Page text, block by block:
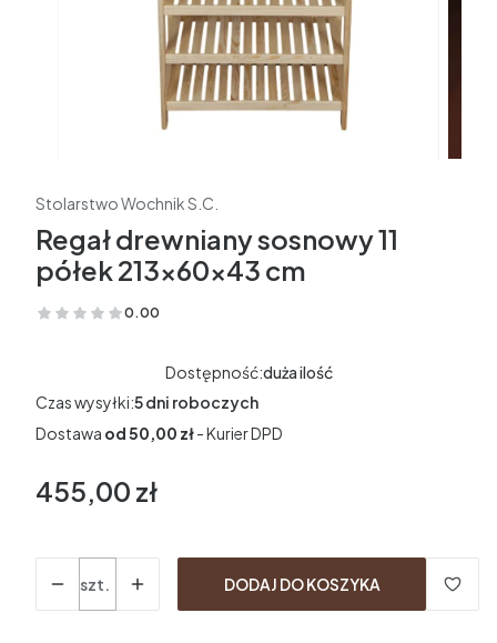
Stolarstwo Wochnik S.C.
Regał drewniany sosnowy 11
półek 213x60x43 cm
0.00
(Oceny: 0 Recenzje: 0)
Dostępność:duża ilość
Czas wysyłki:5 dni roboczych
Dostawa od 50,00 zł- Kurier DPD
Cena
455,00 zł
szt.
DODAJ DO KOSZYKA